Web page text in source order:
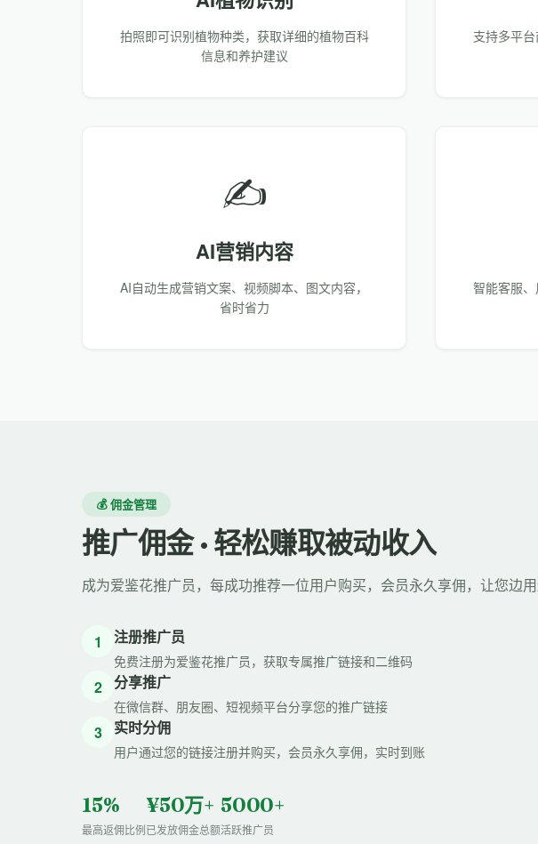
拍照即可识别植物种类，获取详细的植物百科
信息和养护建议
支持多平
✍️
AI营销内容
AI自动生成营销文案、视频脚本、图文内容，
省时省力
智能客服
💰 佣金管理
推广佣金 · 轻松赚取被动收入
成为爱鉴花推广员，每成功推荐一位用户购买，会员永久享佣，让您边
1 注册推广员
免费注册为爱鉴花推广员，获取专属推广链接和二维码
2 分享推广
在微信群、朋友圈、短视频平台分享您的推广链接
3 实时分佣
用户通过您的链接注册并购买，会员永久享佣，实时到账
15%
最高返佣比例
¥50万+
已发放佣金总额
5000+
活跃推广员